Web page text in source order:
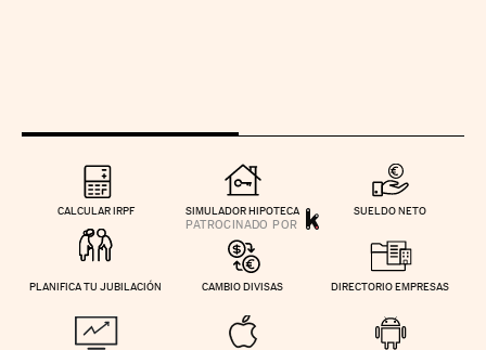
CALCULAR IRPF SIMULADOR HIPOTECA SUELDO NETO
PLANIFICA TU JUBILACIÓN CAMBIO DIVISAS DIRECTORIO EMPRESAS